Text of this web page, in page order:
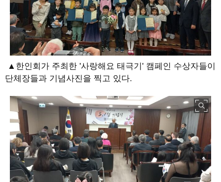
▲한인회가 주최한 '사랑해요 태극기' 캠페인 수상자들이
단체장들과 기념사진을 찍고 있다.